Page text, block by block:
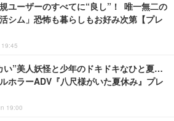
ユーザーのすべてに“良し”！ 唯一無二の
活シム」恐怖も暮らしもお好み次第【プレ
い”美人妖怪と少年のドキドキなひと夏…
ホラーADV『八尺様がいた夏休み』プレ
19:00